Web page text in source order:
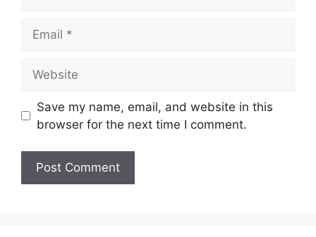
Save my name, email, and website in this
browser for the next time I comment.